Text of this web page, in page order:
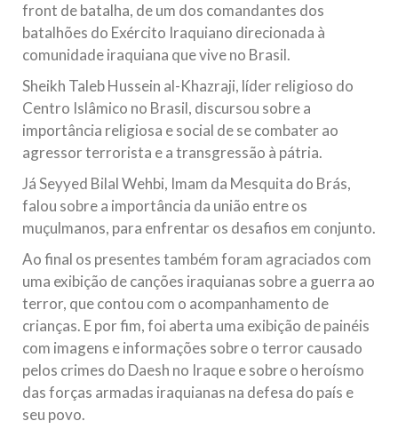
front de batalha, de um dos comandantes dos
batalhões do Exército Iraquiano direcionada à
comunidade iraquiana que vive no Brasil.
Sheikh Taleb Hussein al-Khazraji, líder religioso do
Centro Islâmico no Brasil, discursou sobre a
importância religiosa e social de se combater ao
agressor terrorista e a transgressão à pátria.
Já Seyyed Bilal Wehbi, Imam da Mesquita do Brás,
falou sobre a importância da união entre os
muçulmanos, para enfrentar os desafios em conjunto.
Ao final os presentes também foram agraciados com
uma exibição de canções iraquianas sobre a guerra ao
terror, que contou com o acompanhamento de
crianças. E por fim, foi aberta uma exibição de painéis
com imagens e informações sobre o terror causado
pelos crimes do Daesh no Iraque e sobre o heroísmo
das forças armadas iraquianas na defesa do país e
seu povo.